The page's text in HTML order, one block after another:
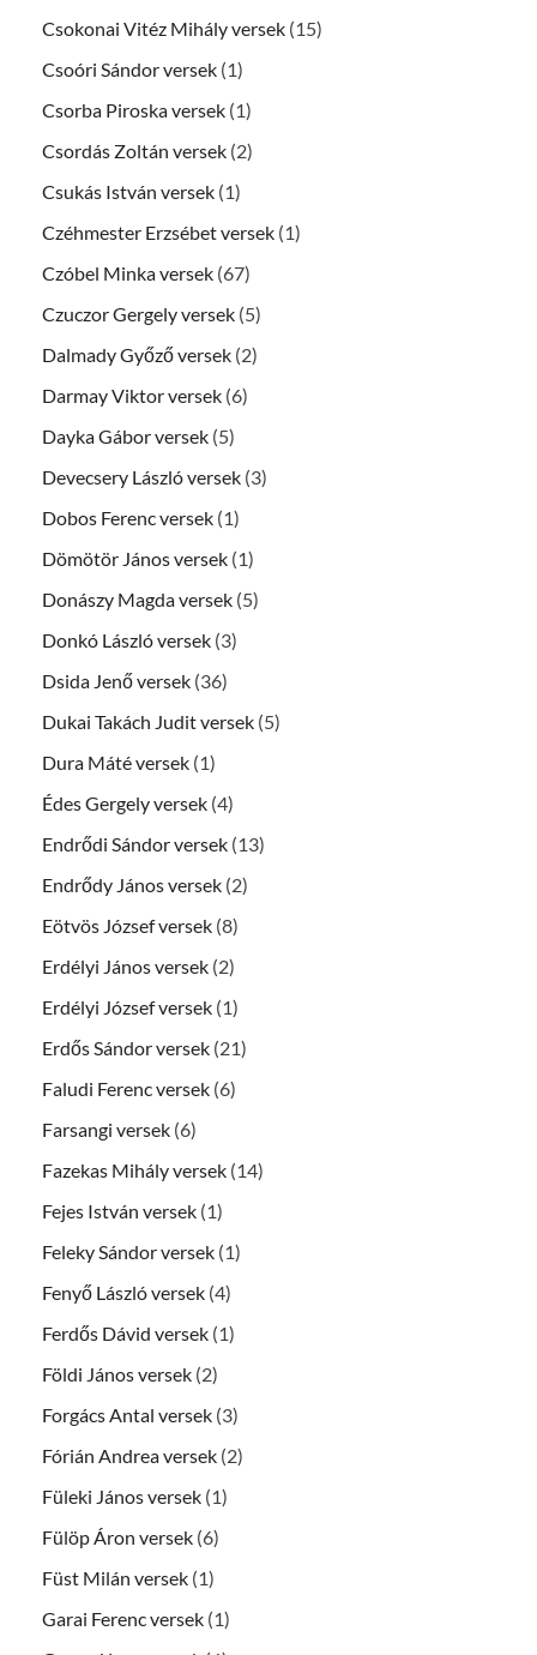
Csokonai Vitéz Mihály versek (15)
Csoóri Sándor versek (1)
Csorba Piroska versek (1)
Csordás Zoltán versek (2)
Csukás István versek (1)
Czéhmester Erzsébet versek (1)
Czóbel Minka versek (67)
Czuczor Gergely versek (5)
Dalmady Győző versek (2)
Darmay Viktor versek (6)
Dayka Gábor versek (5)
Devecsery László versek (3)
Dobos Ferenc versek (1)
Dömötör János versek (1)
Donászy Magda versek (5)
Donkó László versek (3)
Dsida Jenő versek (36)
Dukai Takách Judit versek (5)
Dura Máté versek (1)
Édes Gergely versek (4)
Endrődi Sándor versek (13)
Endrődy János versek (2)
Eötvös József versek (8)
Erdélyi János versek (2)
Erdélyi József versek (1)
Erdős Sándor versek (21)
Faludi Ferenc versek (6)
Farsangi versek (6)
Fazekas Mihály versek (14)
Fejes István versek (1)
Feleky Sándor versek (1)
Fenyő László versek (4)
Ferdős Dávid versek (1)
Földi János versek (2)
Forgács Antal versek (3)
Fórián Andrea versek (2)
Füleki János versek (1)
Fülöp Áron versek (6)
Füst Milán versek (1)
Garai Ferenc versek (1)